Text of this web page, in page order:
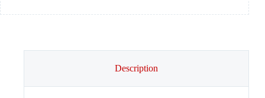
Description